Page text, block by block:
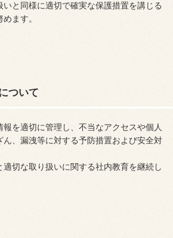
と同様に適切で確実な保護措置を講じる
ます。
ついて
を適切に管理し、不当なアクセスや個人
、漏洩等に対する予防措置および安全対
適切な取り扱いに関する社内教育を継続し